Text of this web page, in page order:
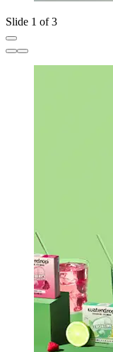
Slide 1 of 3